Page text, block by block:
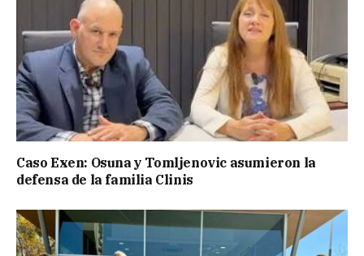
Caso Exen: Osuna y Tomljenovic asumieron la
defensa de la familia Clinis